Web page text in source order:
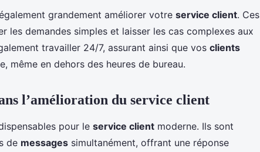
grandement améliorer votre service client. Ces
les demandes simples et laisser les cas complexes aux
travailler 24/7, assurant ainsi que vos clients
même en dehors des heures de bureau.
l’amélioration du service client
pour le service client moderne. Ils sont
de messages simultanément, offrant une réponse